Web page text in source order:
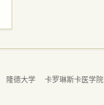
隆德大学 卡罗琳斯卡医学院